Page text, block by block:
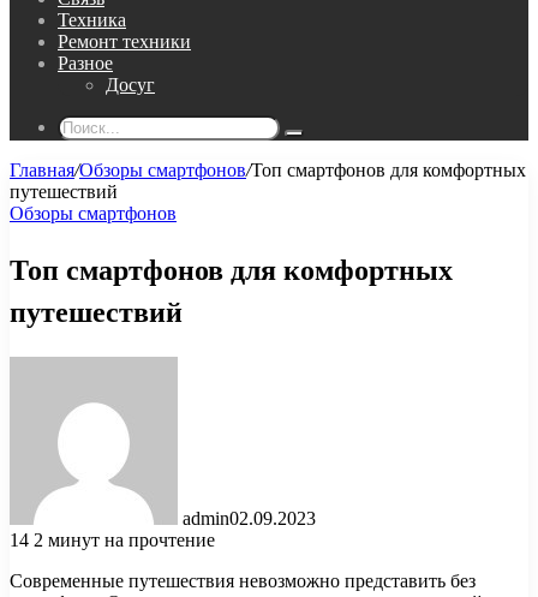
Техника
Ремонт техники
Разное
Досуг
Поиск...
Главная/Обзоры смартфонов/Топ смартфонов для комфортных
путешествий
Обзоры смартфонов
Топ смартфонов для комфортных
путешествий
admin02.09.2023
14 2 минут на прочтение
Современные путешествия невозможно представить без